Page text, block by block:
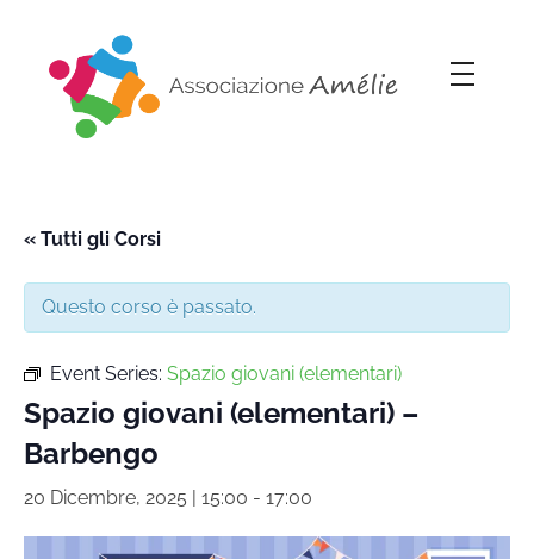
« Tutti gli Corsi
Questo corso è passato.
Event Series: Spazio giovani (elementari)
Spazio giovani (elementari) –
Barbengo
20 Dicembre, 2025 | 15:00 - 17:00